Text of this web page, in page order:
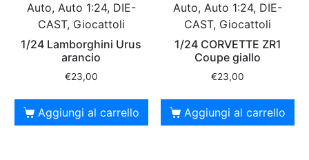
Auto, Auto 1:24, DIE-
CAST, Giocattoli
1/24 Lamborghini Urus
arancio
€23,00
Aggiungi al carrello
Auto, Auto 1:24, DIE-
CAST, Giocattoli
1/24 CORVETTE ZR1
Coupe giallo
€23,00
Aggiungi al carrello